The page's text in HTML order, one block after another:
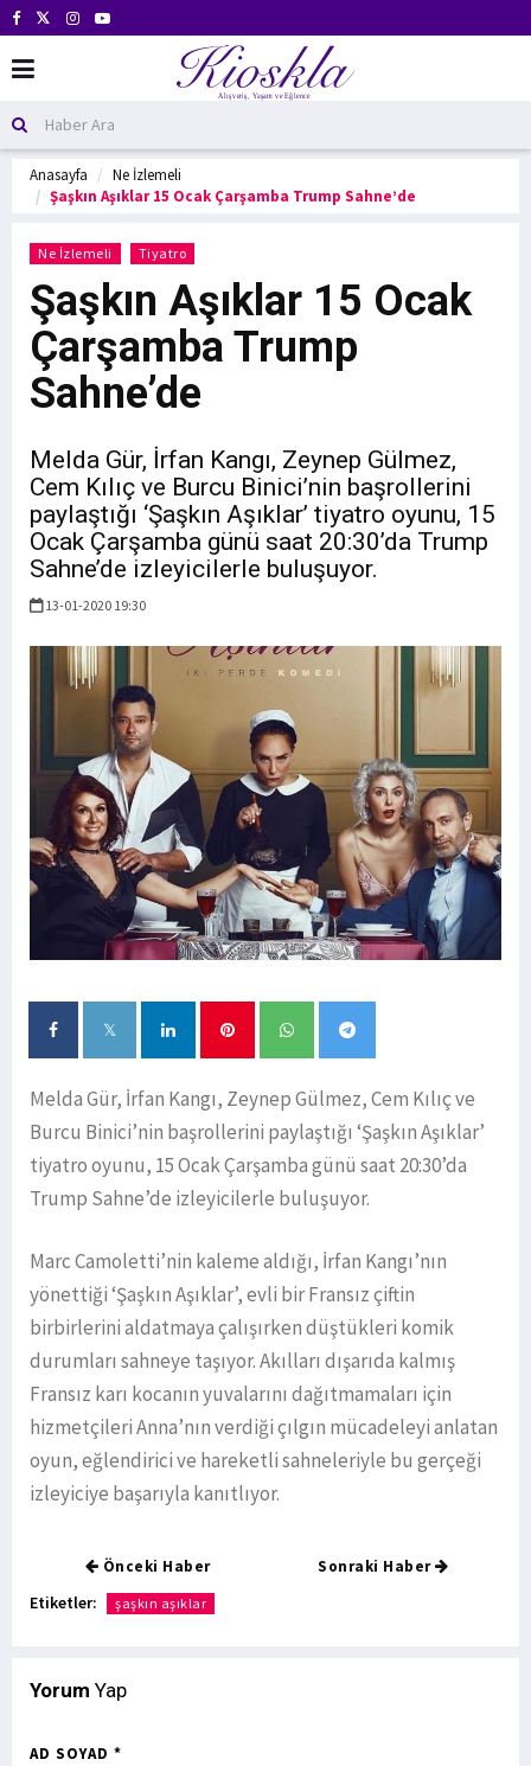
Anasayfa
Ne İzlemeli
Şaşkın Aşıklar 15 Ocak Çarşamba Trump Sahne’de
Ne İzlemeli Tiyatro
Şaşkın Aşıklar 15 Ocak
Çarşamba Trump
Sahne’de
Melda Gür, İrfan Kangı, Zeynep Gülmez,
Cem Kılıç ve Burcu Binici’nin başrollerini
paylaştığı ‘Şaşkın Aşıklar’ tiyatro oyunu, 15
Ocak Çarşamba günü saat 20:30’da Trump
Sahne’de izleyicilerle buluşuyor.
13-01-2020 19:30
Melda Gür, İrfan Kangı, Zeynep Gülmez, Cem Kılıç ve
Burcu Binici’nin başrollerini paylaştığı ‘Şaşkın Aşıklar’
tiyatro oyunu, 15 Ocak Çarşamba günü saat 20:30’da
Trump Sahne’de izleyicilerle buluşuyor.
Marc Camoletti’nin kaleme aldığı, İrfan Kangı’nın
yönettiği ‘Şaşkın Aşıklar’, evli bir Fransız çiftin
birbirlerini aldatmaya çalışırken düştükleri komik
durumları sahneye taşıyor. Akılları dışarıda kalmış
Fransız karı kocanın yuvalarını dağıtmamaları için
hizmetçileri Anna’nın verdiği çılgın mücadeleyi anlatan
oyun, eğlendirici ve hareketli sahneleriyle bu gerçeği
izleyiciye başarıyla kanıtlıyor.
Önceki Haber Sonraki Haber
Etiketler: şaşkın aşıklar
Yorum Yap
AD SOYAD *